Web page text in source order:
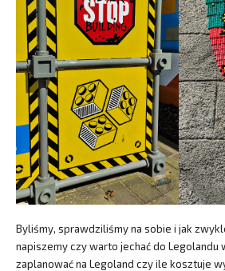
Byliśmy, sprawdziliśmy na sobie i jak
napiszemy czy warto jechać do Legolandu
zaplanować na Legoland czy ile kosztuje